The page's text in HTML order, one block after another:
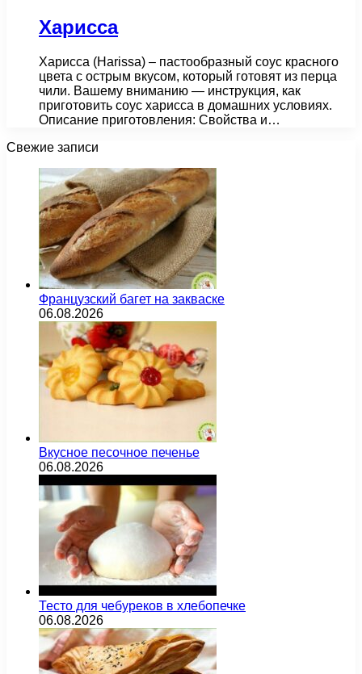
Харисса
Харисса (Harissa) – пастообразный соус красного
цвета с острым вкусом, который готовят из перца
чили. Вашему вниманию — инструкция, как
приготовить соус харисса в домашних условиях.
Описание приготовления: Свойства и…
Свежие записи
Французский багет на закваске
06.08.2026
Вкусное песочное печенье
06.08.2026
Тесто для чебуреков в хлебопечке
06.08.2026